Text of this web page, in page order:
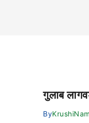
गुलाब
By